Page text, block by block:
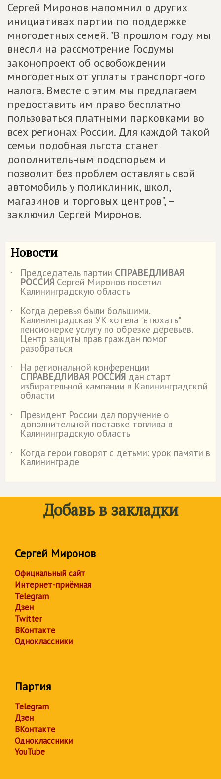
Сергей Миронов напомнил о других
инициативах партии по поддержке
многодетных семей. "В прошлом году мы
внесли на рассмотрение Госдумы
законопроект об освобождении
многодетных от уплаты транспортного
налога. Вместе с этим мы предлагаем
предоставить им право бесплатно
пользоваться платными парковками во
всех регионах России. Для каждой такой
семьи подобная льгота станет
дополнительным подспорьем и
позволит без проблем оставлять свой
автомобиль у поликлиник, школ,
магазинов и торговых центров", –
заключил Сергей Миронов.
Новости
˙ Председатель партии СПРАВЕДЛИВАЯ
РОССИЯ Сергей Миронов посетил
Калининградскую область
˙
Когда деревья были большими.
Калининградская УК хотела "втюхать"
пенсионерке услугу по обрезке деревьев.
Центр защиты прав граждан помог
разобраться
˙
На региональной конференции
СПРАВЕДЛИВАЯ РОССИЯ дан старт
избирательной кампании в Калининградской
области
˙
Президент России дал поручение о
дополнительной поставке топлива в
Калининградскую область
˙
Когда герои говорят с детьми: урок памяти в
Калининграде
Добавь в закладки
Сергей Миронов
Официальный сайт
Интернет-приёмная
Telegram
Дзен
Twitter
ВКонтакте
Одноклассники
Партия
Telegram
Дзен
ВКонтакте
Одноклассники
YouTube